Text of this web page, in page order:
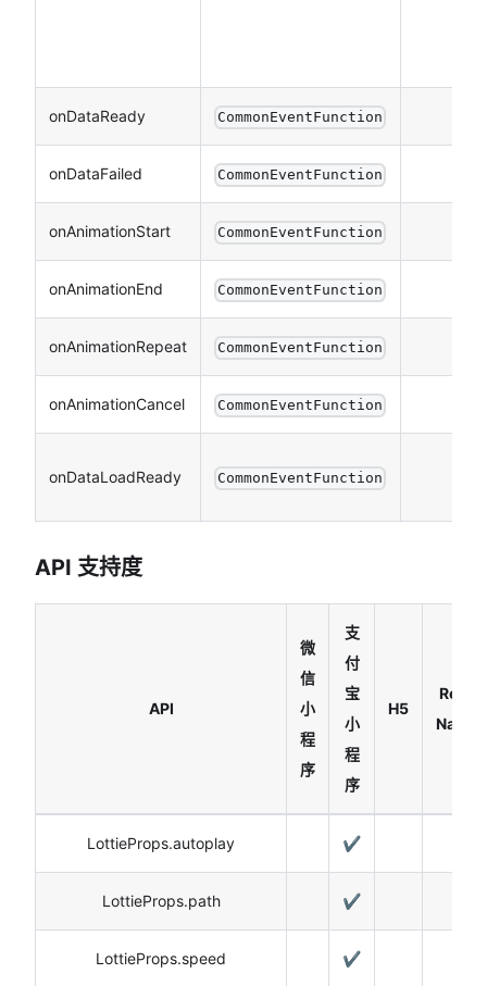
onDataReady CommonEventFunction
onDataFailed CommonEventFunction
onAnimationStart CommonEventFunction
onAnimationEnd CommonEventFunction
onAnimationRepeat CommonEventFunction
onAnimationCancel CommonEventFunction
onDataLoadReady CommonEventFunction
API 支持度
API
微
信
小
程
序
支
付
宝
小
程
序
H5
React
Native
LottieProps.autoplay ✔️
LottieProps.path ✔️
LottieProps.speed ✔️